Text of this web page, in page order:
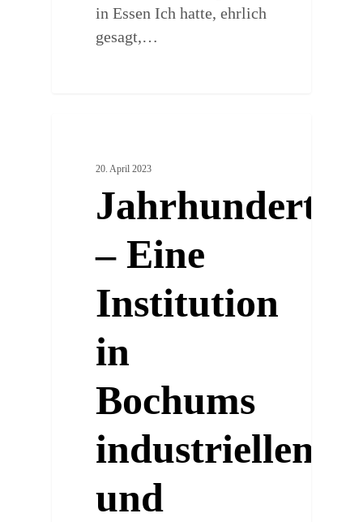
in Essen Ich hatte, ehrlich
gesagt,…
20. April 2023
– Eine
Institution
in
Bochums
industriellem
und